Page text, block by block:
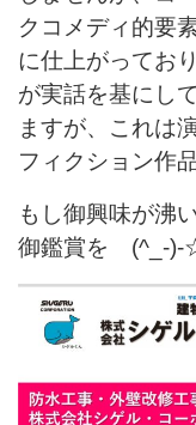
クコメディ的要
に仕上がってお
が実話を基にし
ますが、これは
フィクション作
もし御興味が沸
御鑑賞を (^_-)-